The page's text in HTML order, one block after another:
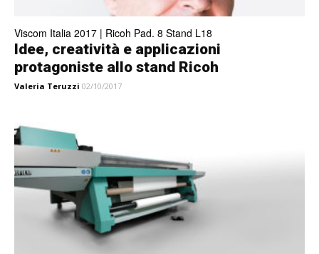
Viscom Italia 2017 | Ricoh Pad. 8 Stand L18
Idee, creatività e applicazioni
protagoniste allo stand Ricoh
Valeria Teruzzi 02/10/2017